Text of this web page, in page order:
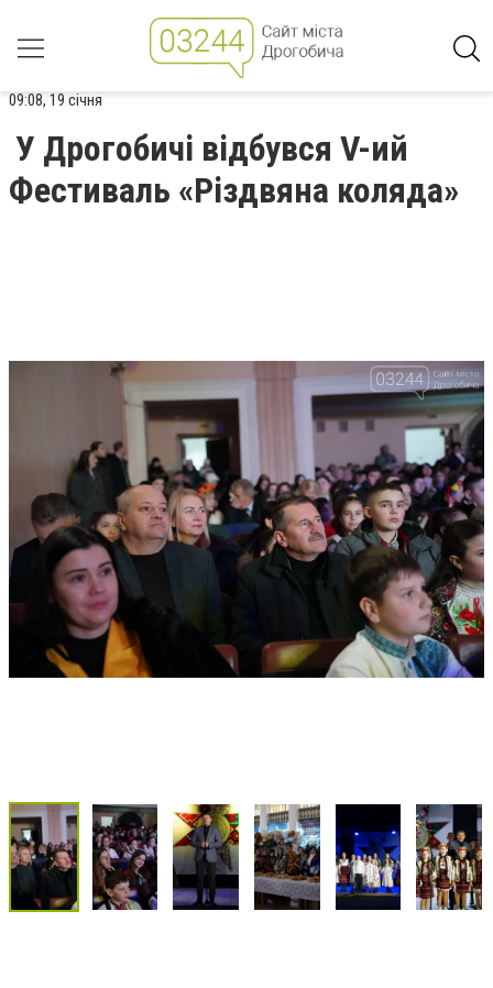
09:08, 19 січня
У Дрогобичі відбувся V-ий
Фестиваль «Різдвяна коляда»